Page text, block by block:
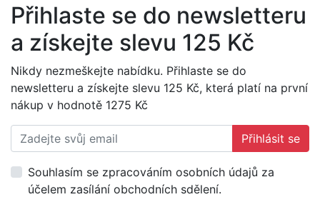
Přihlaste se do newsletteru
a získejte slevu 125 Kč
Nikdy nezmeškejte nabídku. Přihlaste se do
newsletteru a získejte slevu 125 Kč, která platí na první
nákup v hodnotě 1275 Kč
Přihlásit se
Souhlasím se zpracováním osobních údajů za
účelem zasílání obchodních sdělení.